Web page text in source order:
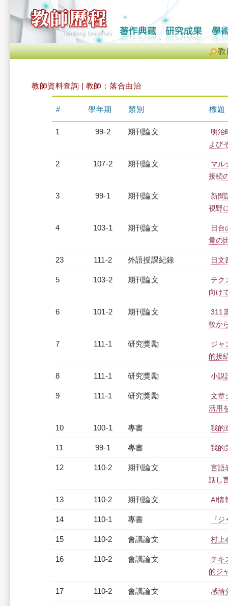
教
教師資料查詢 | 教師：落合由治
# 學年期 類別 標題
1 99-2 期刊論文
明治
よび
2 107-2 期刊論文
マル
接続
3 99-1 期刊論文
新聞
視野
4 103-1 期刊論文
日台
彙の
23 111-2 外語授課紀錄 日文
5 103-2 期刊論文
テク
向け
6 101-2 期刊論文
311
較か
7 111-1 研究獎勵
ジャ
的接
8 111-1 研究獎勵 小説
9 111-1 研究獎勵
文章
活用
10 100-1 專書 我的
11 99-1 專書 我的
12 110-2 期刊論文
言語
話し
13 110-2 期刊論文 AI情
14 110-1 專書 『
15 110-2 會議論文 村上
16 110-2 會議論文
テキ
的ジ
17 110-2 會議論文 感情